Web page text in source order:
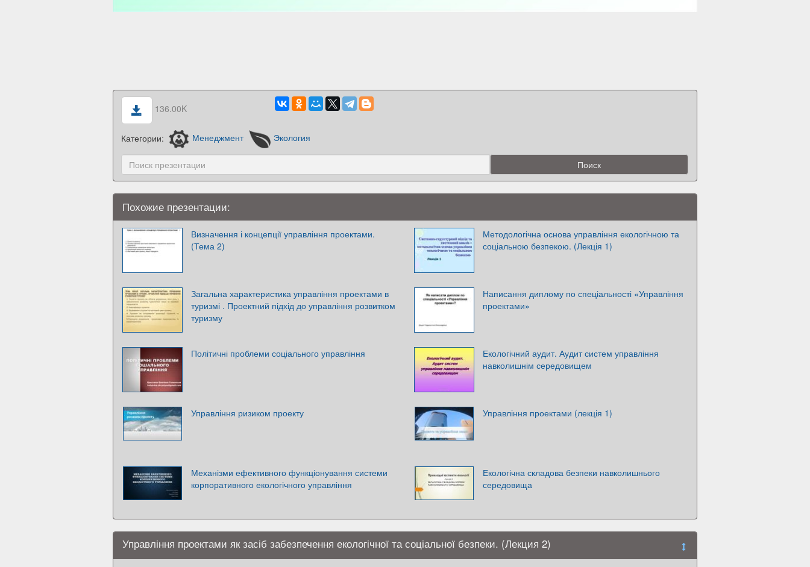
136.00K
Категории: Менеджмент Экология
Похожие презентации:
Визначення і концепції управління проектами.
(Тема 2)
Методологічна основа управління екологічною та
соціальною безпекою. (Лекція 1)
Загальна характеристика управління проектами в
туризмі . Проектний підхід до управління розвитком
туризму
Написання диплому по спеціальності «Управління
проектами»
Політичні проблеми соціального управління
Екологічний аудит. Аудит систем управління
навколишнім середовищем
Управління ризиком проекту Управління проектами (лекція 1)
Механізми ефективного функціонування системи
корпоративного екологічного управління
Екологічна складова безпеки навколишнього
середовища
Управління проектами як засіб забезпечення екологічної та соціальної безпеки. (Лекция 2)